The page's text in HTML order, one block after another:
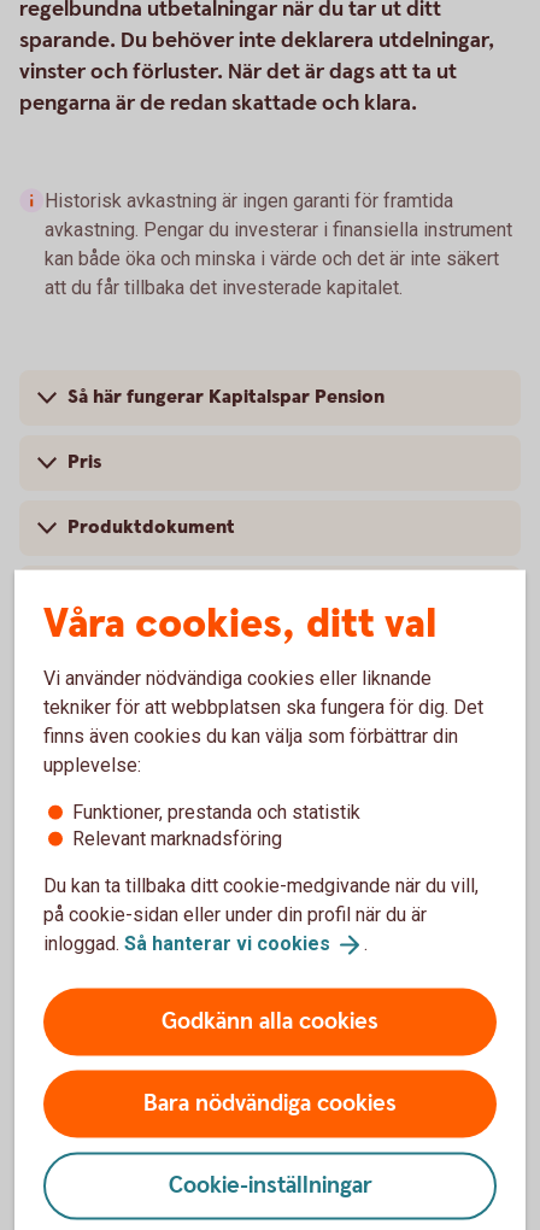
regelbundna utbetalningar när du tar ut ditt
sparande. Du behöver inte deklarera utdelningar,
vinster och förluster. När det är dags att ta ut
pengarna är de redan skattade och klara.
Historisk avkastning är ingen garanti för framtida
avkastning. Pengar du investerar i finansiella instrument
kan både öka och minska i värde och det är inte säkert
att du får tillbaka det investerade kapitalet.
Så här fungerar Kapitalspar Pension
Pris
Produktdokument
Börja spara i Kapitalspar Pension
Kontakta oss
Takontakt
Digital kundtjänst
Välkommen till Digital kundtjänst så hjälper vi dig.
Digitalkundtjänst
Våra cookies, ditt val
Vi använder nödvändiga cookies eller liknande
tekniker för att webbplatsen ska fungera för dig. Det
finns även cookies du kan välja som förbättrar din
upplevelse:
Funktioner, prestanda och statistik
Relevant marknadsföring
Du kan ta tillbaka ditt cookie-medgivande när du vill,
på cookie-sidan eller under din profil när du är
inloggad. Så hanterar vi cookies .
Godkänn alla cookies
Bara nödvändiga cookies
Cookie-inställningar